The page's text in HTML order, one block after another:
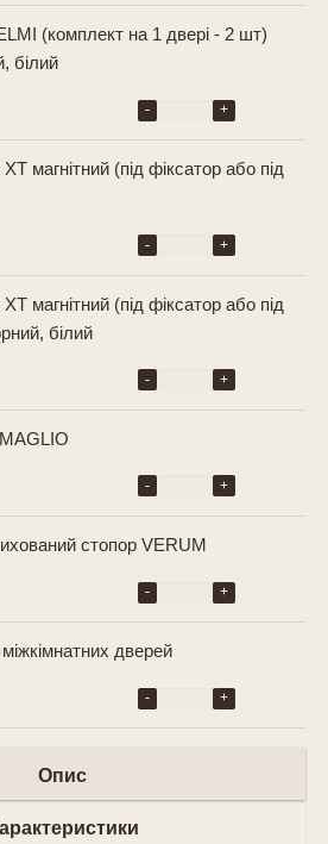
(комплект на 1 двері - 2 шт)
білий
- +
магнітний (під фіксатор або під
- +
магнітний (під фіксатор або під
білий
- +
- +
стопор VERUM
- +
дверей
- +
Опис